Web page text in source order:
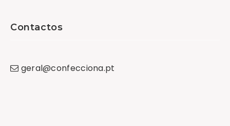
Contactos
geral@confecciona.pt